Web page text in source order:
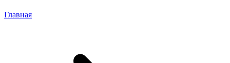
Главная